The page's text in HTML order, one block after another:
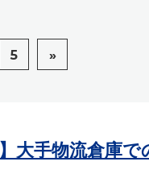
5 »
大手物流倉庫